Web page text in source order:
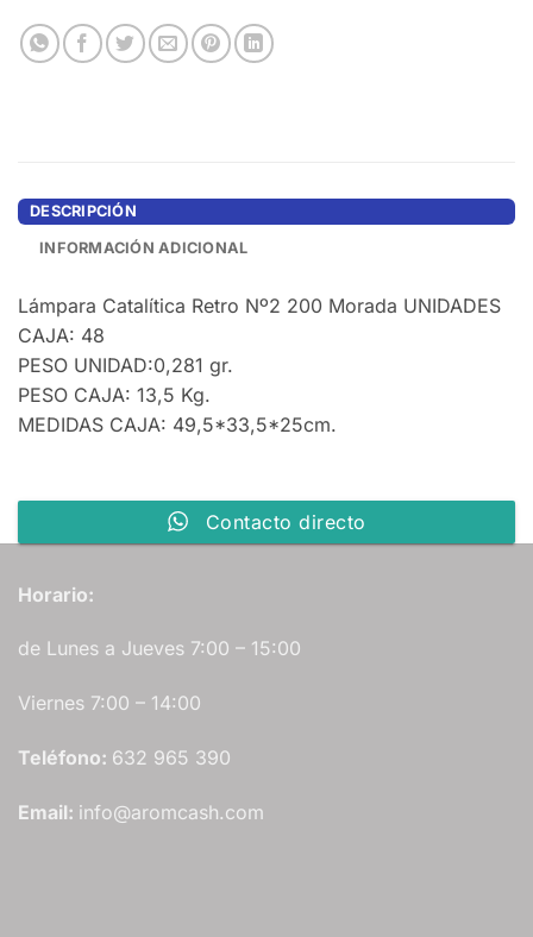
DESCRIPCIÓN
INFORMACIÓN ADICIONAL
Lámpara Catalítica Retro Nº2 200 Morada UNIDADES
CAJA: 48
PESO UNIDAD:0,281 gr.
PESO CAJA: 13,5 Kg.
MEDIDAS CAJA: 49,5*33,5*25cm.
Contacto directo
Horario:
de Lunes a Jueves 7:00 – 15:00
Viernes 7:00 – 14:00
Teléfono: 632 965 390
Email: info@aromcash.com